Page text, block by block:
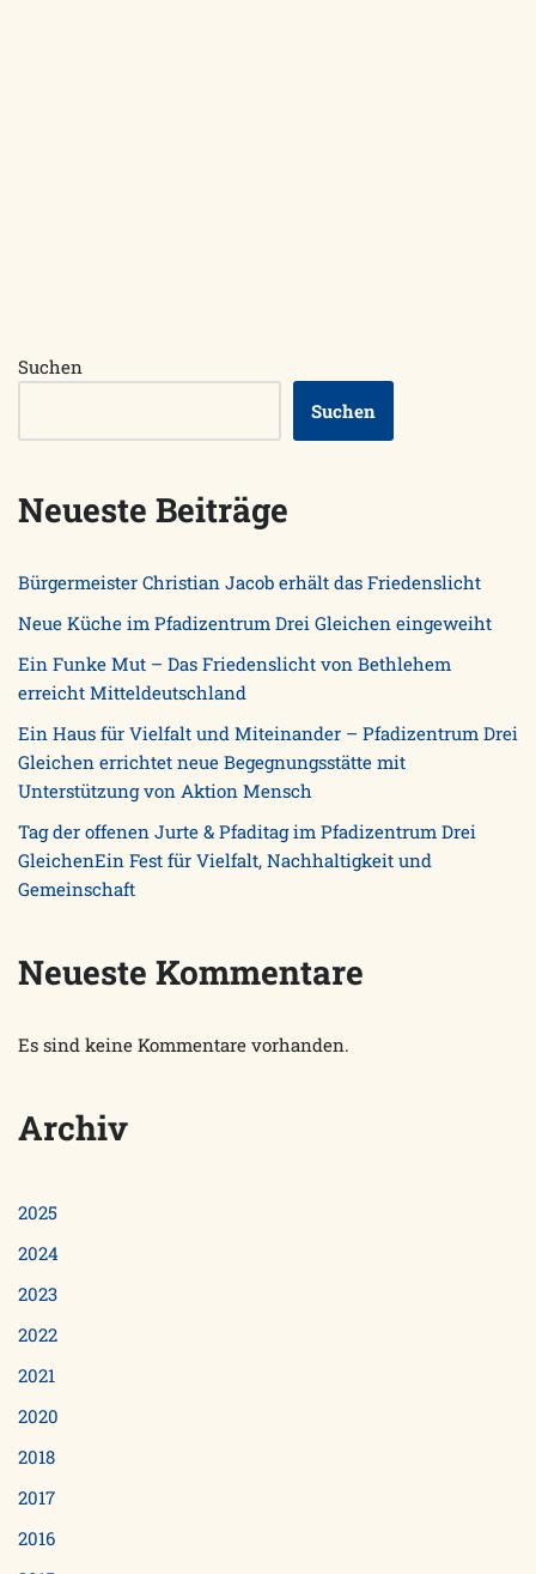
Suchen
Suchen
Neueste Beiträge
Bürgermeister Christian Jacob erhält das Friedenslicht
Neue Küche im Pfadizentrum Drei Gleichen eingeweiht
Ein Funke Mut – Das Friedenslicht von Bethlehem
erreicht Mitteldeutschland
Ein Haus für Vielfalt und Miteinander – Pfadizentrum Drei
Gleichen errichtet neue Begegnungsstätte mit
Unterstützung von Aktion Mensch
Tag der offenen Jurte & Pfaditag im Pfadizentrum Drei
GleichenEin Fest für Vielfalt, Nachhaltigkeit und
Gemeinschaft
Neueste Kommentare
Es sind keine Kommentare vorhanden.
Archiv
2025
2024
2023
2022
2021
2020
2018
2017
2016